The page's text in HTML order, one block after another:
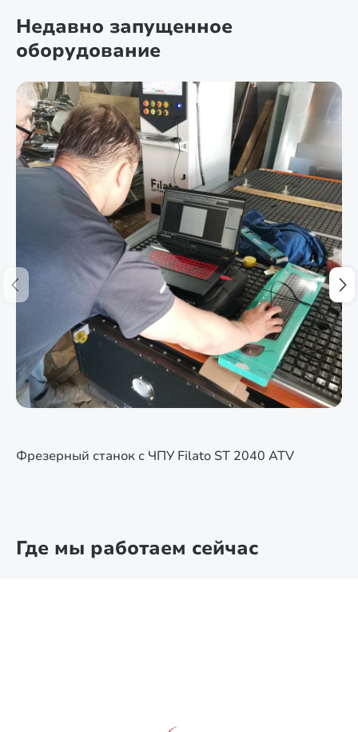
Недавно запущенное
оборудование
Фрезерный станок с ЧПУ Filato ST 2040 ATV
Где мы работаем сейчас